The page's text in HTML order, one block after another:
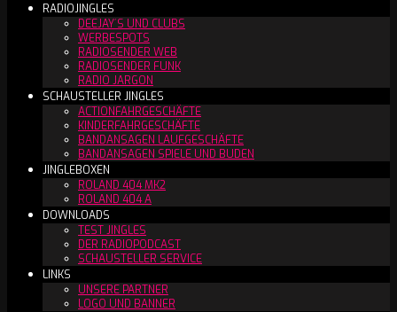
RADIOJINGLES
DEEJAY´S UND CLUBS
WERBESPOTS
RADIOSENDER WEB
RADIOSENDER FUNK
RADIO JARGON
SCHAUSTELLER JINGLES
ACTIONFAHRGESCHÄFTE
KINDERFAHRGESCHÄFTE
BANDANSAGEN LAUFGESCHÄFTE
BANDANSAGEN SPIELE UND BUDEN
JINGLEBOXEN
ROLAND 404 MK2
ROLAND 404 A
DOWNLOADS
TEST JINGLES
DER RADIOPODCAST
SCHAUSTELLER SERVICE
LINKS
UNSERE PARTNER
LOGO UND BANNER